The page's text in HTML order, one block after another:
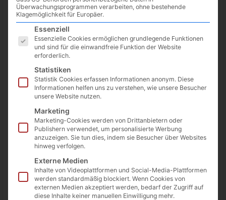
In Evernote könnenLinksmit einemkleinen Tippschneller
einer Notizhinzugefügtwerden. Getestet habe ich es mit der
Version war es zum Zeitpunkt des Posts noch nicht möglich.
Link, welcher einer Notiz hinzugefügt werden soll, in der
Adressleiste des Browser (oder von einer beliebigen anderen
Stelle) mit der rechten Maustaste “kopieren” oder den
ShortcutStrg – Cverwenden. In der Evernote Notiz das
welchem der Link hinzugefügt werden soll,markierenund mit
der rechten Maustaste “
natürlich auch wieder der Shortcut
Überwachungsprogrammen verarbeiten, ohne bestehende
Klagemöglichkeit für Europäer.
Es folgt eine Liste der Service-Gruppen, für die eine
Essenziell
Essenzielle Cookies ermöglichen grundlegende Funktionen
und sind für die einwandfreie Funktion der Website
erforderlich.
Statistiken
Statistik Cookies erfassen Informationen anonym. Diese
Informationen helfen uns zu verstehen, wie unsere Besucher
unsere Website nutzen.
Marketing
Marketing-Cookies werden von Drittanbietern oder
Publishern verwendet, um personalisierte Werbung
anzuzeigen. Sie tun dies, indem sie Besucher über Websites
hinweg verfolgen.
Externe Medien
Inhalte von Videoplattformen und Social-Media-Plattformen
werden standardmäßig blockiert. Wenn Cookies von
externen Medien akzeptiert werden, bedarf der Zugriff auf
diese Inhalte keiner manuellen Einwilligung mehr.